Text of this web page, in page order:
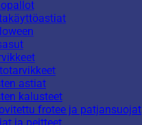
astiat
kalusteet
frotee ja patjansuojat